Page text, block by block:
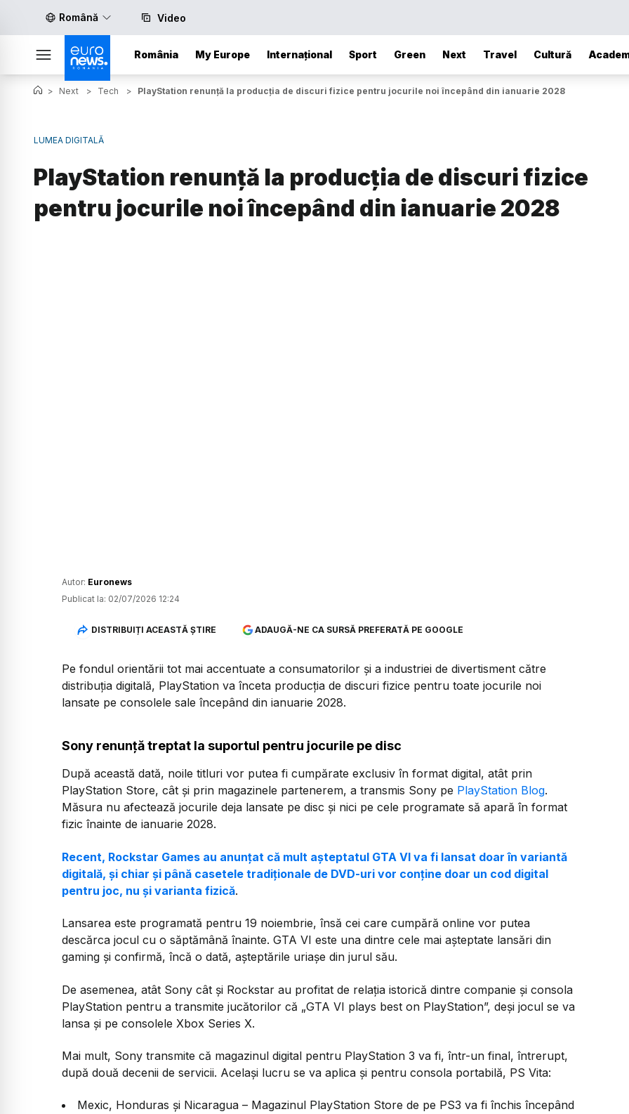
Română Video
România My Europe Internațional Sport Green Next Travel Cultură
> Next > Tech > PlayStation renunță la producția de discuri fizice pentru jocurile noi începând din ianuarie 2028
LUMEA DIGITALĂ
PlayStation renunță la producția de discuri fizice
pentru jocurile noi începând din ianuarie 2028
Autor: Euronews
Publicat la: 02/07/2026 12:24
DISTRIBUIȚI ACEASTĂ ȘTIRE ADAUGĂ-NE CA SURSĂ PREFERATĂ PE GOOGLE
Pe fondul orientării tot mai accentuate a consumatorilor și a industriei de divertisment către
distribuția digitală, PlayStation va înceta producția de discuri fizice pentru toate jocurile noi
lansate pe consolele sale începând din ianuarie 2028.
Sony renunță treptat la suportul pentru jocurile pe disc
După această dată, noile titluri vor putea fi cumpărate exclusiv în format digital, atât prin
PlayStation Store, cât și prin magazinele partenerem, a transmis Sony pe PlayStation Blog.
Măsura nu afectează jocurile deja lansate pe disc și nici pe cele programate să apară în format
fizic înainte de ianuarie 2028.
Recent, Rockstar Games au anunțat că mult așteptatul GTA VI va fi lansat doar în variantă
digitală, și chiar și până casetele tradiționale de DVD-uri vor conține doar un cod digital
pentru joc, nu și varianta fizică.
Lansarea este programată pentru 19 noiembrie, însă cei care cumpără online vor putea
descărca jocul cu o săptămână înainte. GTA VI este una dintre cele mai așteptate lansări din
gaming și confirmă, încă o dată, așteptările uriașe din jurul său.
De asemenea, atât Sony cât și Rockstar au profitat de relația istorică dintre companie și consola
PlayStation pentru a transmite jucătorilor că „GTA VI plays best on PlayStation”, deși jocul se va
lansa și pe consolele Xbox Series X.
Mai mult, Sony transmite că magazinul digital pentru PlayStation 3 va fi, într-un final, întrerupt,
după două decenii de servicii. Același lucru se va aplica și pentru consola portabilă, PS Vita:
Mexic, Honduras și Nicaragua – Magazinul PlayStation Store de pe PS3 va fi închis începând